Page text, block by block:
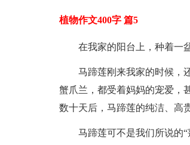
植物作文400字 篇5
在我家的阳台上，种着一
马蹄莲刚来我家的时候，
蟹爪兰，都受着妈妈的宠爱，
数十天后，马蹄莲的纯洁、高
马蹄莲可不是我们所说的